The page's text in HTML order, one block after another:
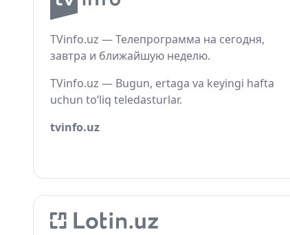
TVinfo.uz — Телепрограмма на сегодня,
завтра и ближайшую неделю.
TVinfo.uz — Bugun, ertaga va keyingi hafta
uchun to‘liq teledasturlar.
tvinfo.uz